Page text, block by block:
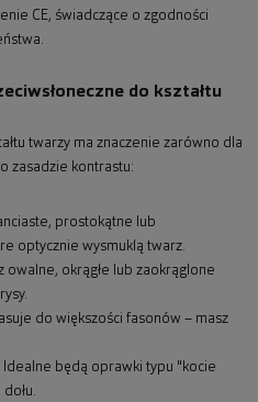
CE, świadczące o zgodności
do kształtu
twarzy ma znaczenie zarówno dla
zasadzie kontrastu:
prostokątne lub
optycznie wysmuklą twarz.
owalne, okrągłe lub zaokrąglone
do większości fasonów – masz
Idealne będą oprawki typu "kocie